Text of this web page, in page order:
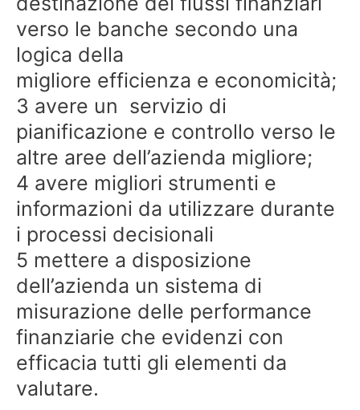
verso le banche secondo una
logica della
migliore efficienza e economicità;
3 avere un servizio di
pianificazione e controllo verso le
altre aree dell’azienda migliore;
4 avere migliori strumenti e
informazioni da utilizzare durante
i processi decisionali
5 mettere a disposizione
dell’azienda un sistema di
misurazione delle performance
finanziarie che evidenzi con
efficacia tutti gli elementi da
valutare.